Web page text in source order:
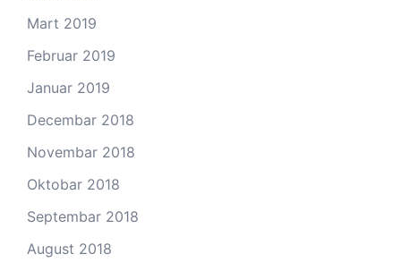
Mart 2019
Februar 2019
Januar 2019
Decembar 2018
Novembar 2018
Oktobar 2018
Septembar 2018
August 2018